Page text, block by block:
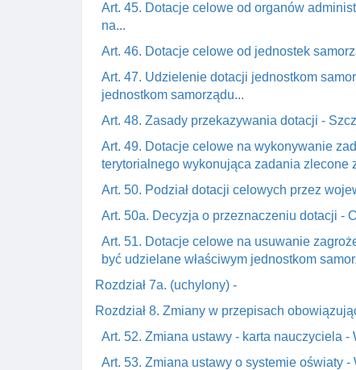
Art. 45. Dotacje celowe od organów
na...
Art. 46. Dotacje celowe od jednostek
Art. 47. Udzielenie dotacji jednostkom
jednostkom samorządu...
Art. 48. Zasady przekazywania dotacji -
Art. 49. Dotacje celowe na wykonywanie
terytorialnego wykonująca zadania zlecone
Art. 50. Podział dotacji celowych przez
Art. 50a. Decyzja o przeznaczeniu dotacji -
Art. 51. Dotacje celowe na usuwanie
być udzielane właściwym jednostkom
Rozdział 7a. (uchylony) -
Rozdział 8. Zmiany w przepisach
Art. 52. Zmiana ustawy - karta nauczyciela
Art. 53. Zmiana ustawy o systemie oświaty